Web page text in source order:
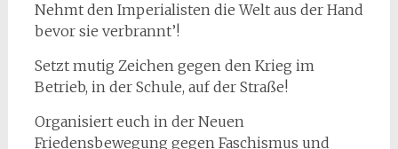
Nehmt den Imperialisten die Welt aus der Hand
bevor sie verbrannt’!
Setzt mutig Zeichen gegen den Krieg im
Betrieb, in der Schule, auf der Straße!
Organisiert euch in der Neuen
Friedensbewegung gegen Faschismus und